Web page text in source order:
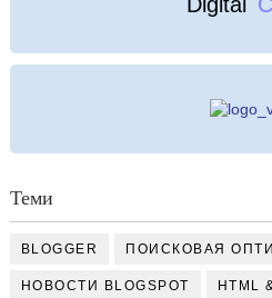
Теми
BLOGGER ПОИСКОВАЯ
НОВОСТИ BLOGSPOT HTML